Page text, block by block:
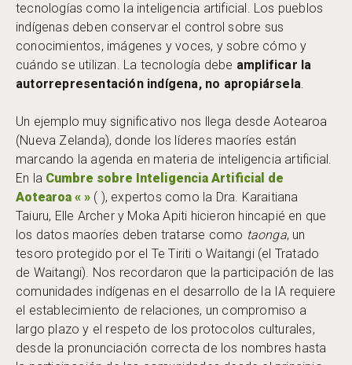
tecnologías como la inteligencia artificial. Los pueblos
indígenas deben conservar el control sobre sus
conocimientos, imágenes y voces, y sobre cómo y
cuándo se utilizan. La tecnología debe amplificar la
autorrepresentación indígena, no apropiársela.
Un ejemplo muy significativo nos llega desde Aotearoa
(Nueva Zelanda), donde los líderes maoríes están
marcando la agenda en materia de inteligencia artificial.
En la Cumbre sobre Inteligencia Artificial de
Aotearoa « » ( ), expertos como la Dra. Karaitiana
Taiuru, Elle Archer y Moka Apiti hicieron hincapié en que
los datos maoríes deben tratarse como taonga, un
tesoro protegido por el Te Tiriti o Waitangi (el Tratado
de Waitangi). Nos recordaron que la participación de las
comunidades indígenas en el desarrollo de la IA requiere
el establecimiento de relaciones, un compromiso a
largo plazo y el respeto de los protocolos culturales,
desde la pronunciación correcta de los nombres hasta